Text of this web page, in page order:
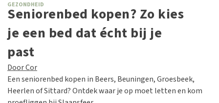
GEZONDHEID
Seniorenbed kopen? Zo kies
je een bed dat écht bij je
past
Door Cor
Een seniorenbed kopen in Beers, Beuningen, Groesbeek,
Heerlen of Sittard? Ontdek waar je op moet letten en kom